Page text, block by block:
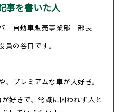
事を書いた人
自動車販売事業部 部長
員の谷口です。
、プレミアムな車が大好き。
好きで、常識に囚われず人と